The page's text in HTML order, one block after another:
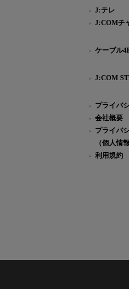
J:テレ
J:COMチ
ケーブル
J:COM
プライバ
会社概要
プライバ
（個人情
利用規約